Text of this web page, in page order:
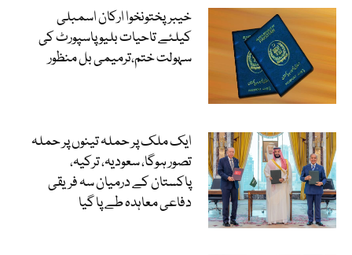
خیبرپختونخوا ارکان اسمبلی
کیلئے تاحیات بلیو پاسپورٹ کی
سہولت ختم،ترمیمی بل منظور
ایک ملک پر حملہ تینوں پر حملہ
تصور ہوگا، سعودیہ، ترکیہ،
پاکستان کے درمیان سہ فریقی
دفاعی معاہدہ طے پا گیا